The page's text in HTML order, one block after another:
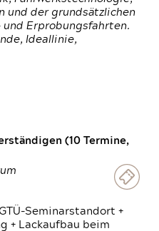
und der grundsätzlichen
und Erprobungsfahrten.
Ideallinie,
(10 Termine,
Seminarstandort +
+ Lackaufbau beim